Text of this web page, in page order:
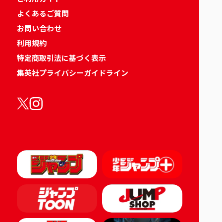
よくあるご質問
お問い合わせ
利用規約
特定商取引法に基づく表示
集英社プライバシーガイドライン